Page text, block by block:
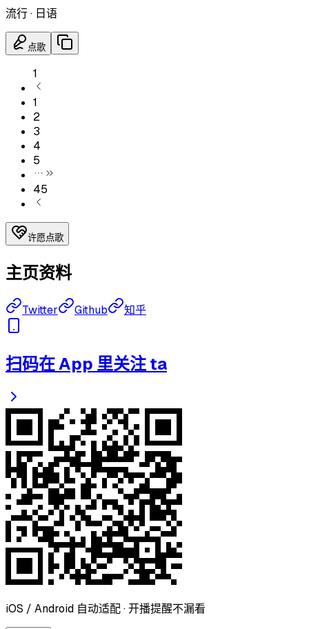
流行· 日语
点歌
1
1
2
3
4
5
45
许愿点歌
主页资料
Twitter Github 知乎
扫码在 App 里关注 ta
iOS / Android 自动适配 · 开播提醒不漏看